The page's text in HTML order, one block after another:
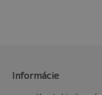
Informácie